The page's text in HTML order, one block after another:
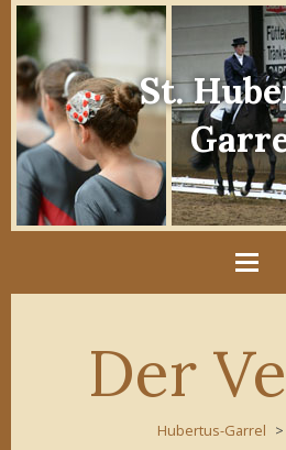
St.
Der
Hubertus-Garrel